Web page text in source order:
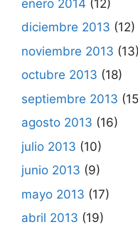
enero 2014 (12)
diciembre 2013 (12)
noviembre 2013 (13)
octubre 2013 (18)
septiembre 2013
agosto 2013 (16)
julio 2013 (10)
junio 2013 (9)
mayo 2013 (17)
abril 2013 (19)